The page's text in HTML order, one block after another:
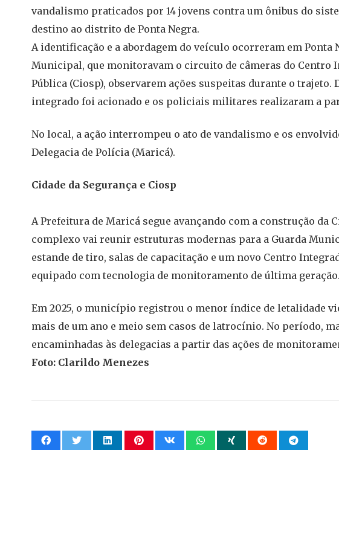
vandalismo praticados por 14 jovens contra um ônibus do
destino ao distrito de Ponta Negra.
A identificação e a abordagem do veículo ocorreram em Ponta
Municipal, que monitoravam o circuito de câmeras do Centro
Pública (Ciosp), observarem ações suspeitas durante o trajeto.
integrado foi acionado e os policiais militares realizaram a
No local, a ação interrompeu o ato de vandalismo e os
Delegacia de Polícia (Maricá).
Cidade da Segurança e Ciosp
A Prefeitura de Maricá segue avançando com a construção da
complexo vai reunir estruturas modernas para a Guarda
estande de tiro, salas de capacitação e um novo Centro
equipado com tecnologia de monitoramento de última geração.
Em 2025, o município registrou o menor índice de letalidade
mais de um ano e meio sem casos de latrocínio. No período,
encaminhadas às delegacias a partir das ações de
Foto: Clarildo Menezes